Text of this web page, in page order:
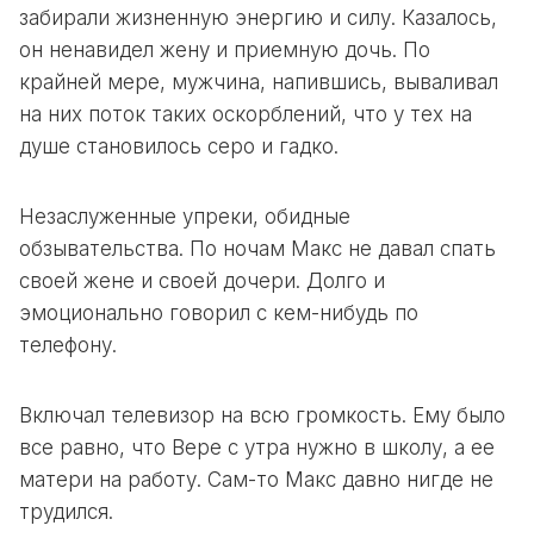
забирали жизненную энергию и силу. Казалось,
он ненавидел жену и приемную дочь. По
крайней мере, мужчина, напившись, вываливал
на них поток таких оскорблений, что у тех на
душе становилось серо и гадко.
Незаслуженные упреки, обидные
обзывательства. По ночам Макс не давал спать
своей жене и своей дочери. Долго и
эмоционально говорил с кем-нибудь по
телефону.
Включал телевизор на всю громкость. Ему было
все равно, что Вере с утра нужно в школу, а ее
матери на работу. Сам-то Макс давно нигде не
трудился.